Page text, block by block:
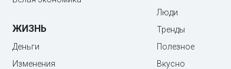
ЖИЗНЬ
Деньги
Изменения
Люди
Тренды
Полезное
Вкусно